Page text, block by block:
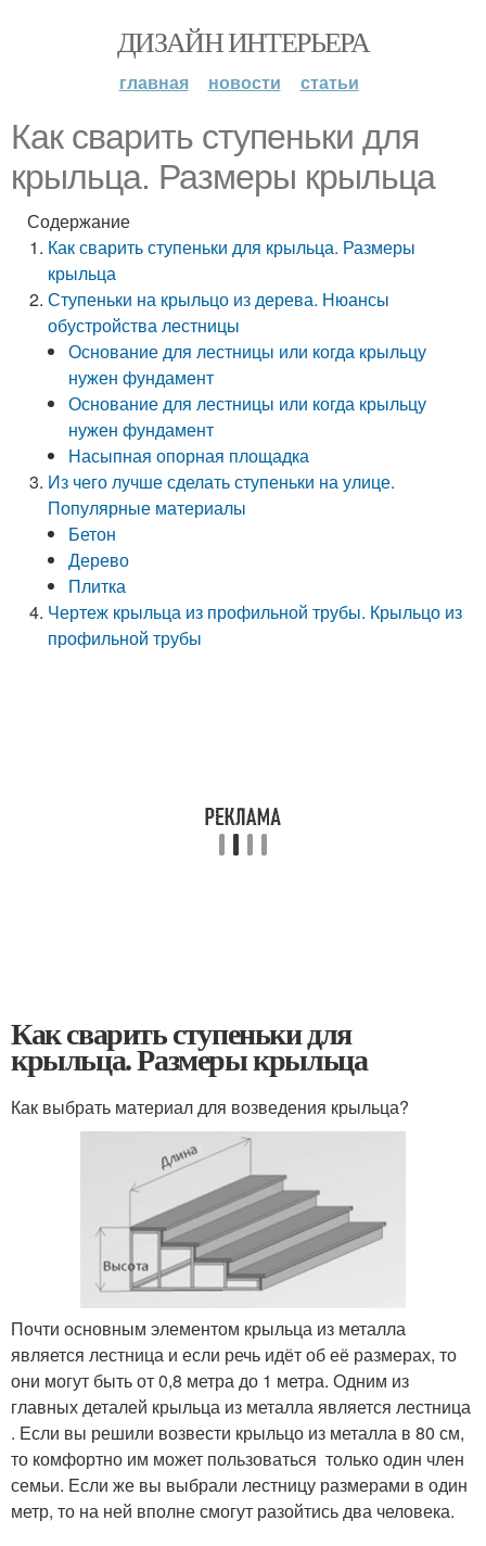
ДИЗАЙН ИНТЕРЬЕРА
главная новости статьи
Как сварить ступеньки для
крыльца. Размеры крыльца
Содержание
Как сварить ступеньки для крыльца. Размеры
крыльца
Ступеньки на крыльцо из дерева. Нюансы
обустройства лестницы
Основание для лестницы или когда крыльцу
нужен фундамент
Основание для лестницы или когда крыльцу
нужен фундамент
Насыпная опорная площадка
Из чего лучше сделать ступеньки на улице.
Популярные материалы
Бетон
Дерево
Плитка
Чертеж крыльца из профильной трубы. Крыльцо из
профильной трубы
Как сварить ступеньки для
крыльца. Размеры крыльца
Как выбрать материал для возведения крыльца?
Почти основным элементом крыльца из металла
является лестница и если речь идёт об её размерах, то
они могут быть от 0,8 метра до 1 метра. Одним из
главных деталей крыльца из металла является лестница
. Если вы решили возвести крыльцо из металла в 80 см,
то комфортно им может пользоваться только один член
семьи. Если же вы выбрали лестницу размерами в один
метр, то на ней вполне смогут разойтись два человека.